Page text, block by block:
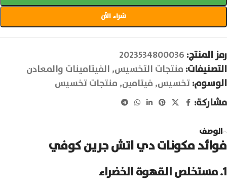
شراء الآن
رمز المنتج: 2023534800036
التصنيفات: منتجات التخسيس, الفيتامينات والمعادن
الوسوم:تخسيس, فيتامين, منتجات تخسيس
مشاركة:
الوصف
فوائد مكونات دي اتش جرين كوفي
1. مستخلص القهوة الخضراء